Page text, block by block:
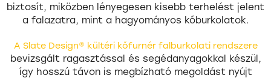
biztosít, miközben lényegesen kisebb terhelést jelent
a falazatra, mint a hagyományos kőburkolatok.
A Slate Design® kültéri kőfurnér falburkolati rendszere
bevizsgált ragasztással és segédanyagokkal készül,
így hosszú távon is megbízható megoldást nyújt